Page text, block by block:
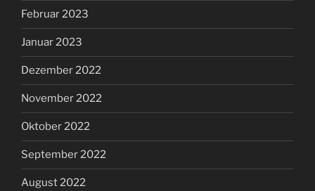
Februar 2023
Januar 2023
Dezember 2022
November 2022
Oktober 2022
September 2022
August 2022